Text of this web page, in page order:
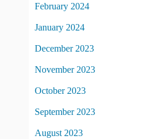
February 2024
January 2024
December 2023
November 2023
October 2023
September 2023
August 2023